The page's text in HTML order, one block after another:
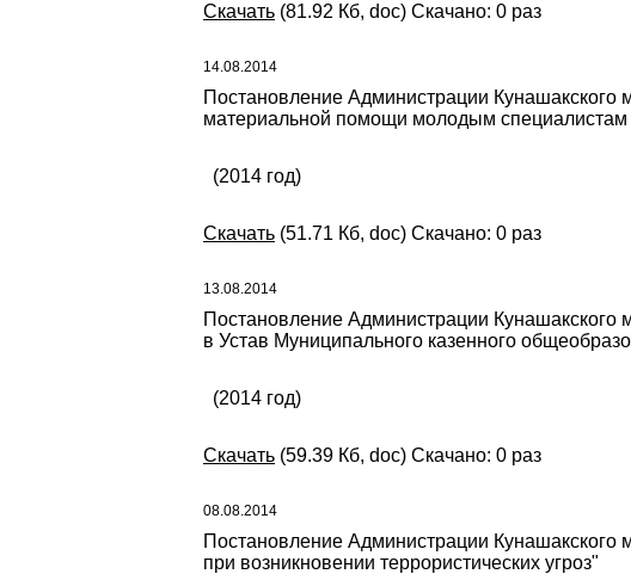
Скачать (81.92 Кб, doc) Скачано: 0 раз
14.08.2014
Постановление Администрации
материальной помощи молодым специалистам
(2014 год)
Скачать (51.71 Кб, doc) Скачано: 0 раз
13.08.2014
Постановление Администрации
в Устав Муниципального казенного
(2014 год)
Скачать (59.39 Кб, doc) Скачано: 0 раз
08.08.2014
Постановление Администрации Кунашакского
при возникновении террористических угроз"